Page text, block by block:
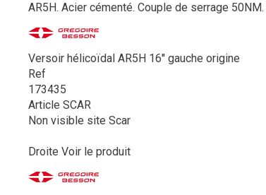
AR5H. Acier cémenté. Couple de serrage 50NM.
Versoir hélicoïdal AR5H 16'' gauche origine
Ref
173435
Article SCAR
Non visible site Scar
Droite Voir le produit